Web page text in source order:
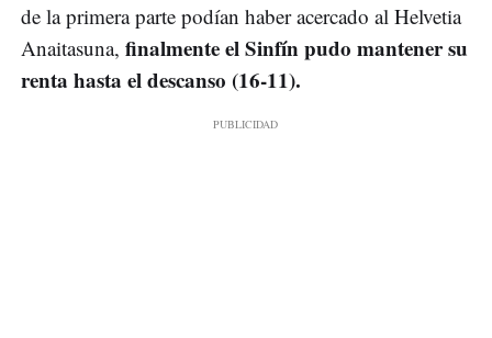
de la primera parte podían haber acercado al Helvetia
Anaitasuna, finalmente el Sinfín pudo mantener su
renta hasta el descanso (16-11).